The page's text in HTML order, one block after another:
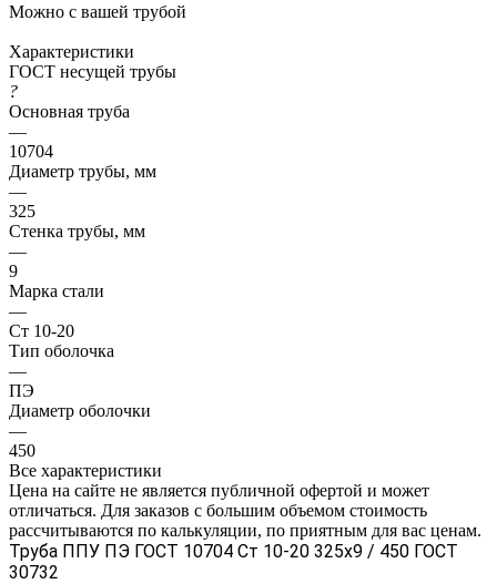
Можно с вашей трубой
Характеристики
ГОСТ несущей трубы
?
Основная труба
—
10704
Диаметр трубы, мм
—
325
Стенка трубы, мм
—
9
Марка стали
—
Ст 10-20
Тип оболочка
—
ПЭ
Диаметр оболочки
—
450
Все характеристики
Цена на сайте не является публичной офертой и может
отличаться. Для заказов с большим объемом стоимость
рассчитываются по калькуляции, по приятным для вас ценам.
Труба ППУ ПЭ ГОСТ 10704 Ст 10-20 325x9 / 450 ГОСТ
30732